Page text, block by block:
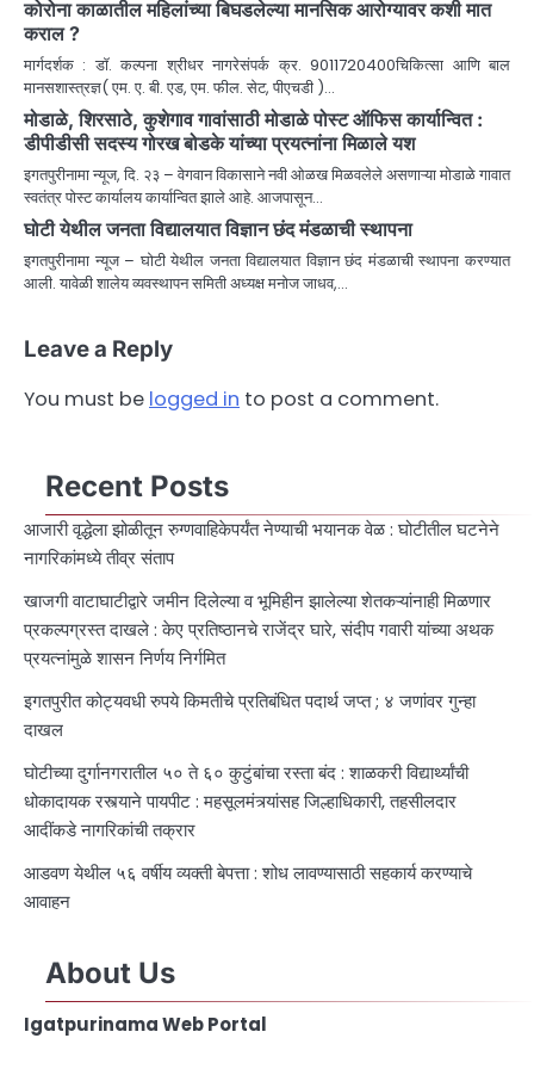
कोरोना काळातील महिलांच्या बिघडलेल्या मानसिक आरोग्यावर कशी मात
कराल ?
मार्गदर्शक : डॉ. कल्पना श्रीधर नागरेसंपर्क क्र. 9011720400चिकित्सा आणि बाल
मानसशास्त्रज्ञ( एम. ए. बी. एड, एम. फील. सेट, पीएचडी )…
मोडाळे, शिरसाठे, कुशेगाव गावांसाठी मोडाळे पोस्ट ऑफिस कार्यान्वित :
डीपीडीसी सदस्य गोरख बोडके यांच्या प्रयत्नांना मिळाले यश
इगतपुरीनामा न्यूज, दि. २३ – वेगवान विकासाने नवी ओळख मिळवलेले असणाऱ्या मोडाळे गावात
स्वतंत्र पोस्ट कार्यालय कार्यान्वित झाले आहे. आजपासून…
घोटी येथील जनता विद्यालयात विज्ञान छंद मंडळाची स्थापना
इगतपुरीनामा न्यूज – घोटी येथील जनता विद्यालयात विज्ञान छंद मंडळाची स्थापना करण्यात
आली. यावेळी शालेय व्यवस्थापन समिती अध्यक्ष मनोज जाधव,…
Leave a Reply
You must be logged in to post a comment.
Recent Posts
आजारी वृद्धेला झोळीतून रुग्णवाहिकेपर्यंत नेण्याची भयानक वेळ : घोटीतील घटनेने
नागरिकांमध्ये तीव्र संताप
खाजगी वाटाघाटीद्वारे जमीन दिलेल्या व भूमिहीन झालेल्या शेतकऱ्यांनाही मिळणार
प्रकल्पग्रस्त दाखले : केए प्रतिष्ठानचे राजेंद्र घारे, संदीप गवारी यांच्या अथक
प्रयत्नांमुळे शासन निर्णय निर्गमित
इगतपुरीत कोट्यवधी रुपये किमतीचे प्रतिबंधित पदार्थ जप्त ; ४ जणांवर गुन्हा
दाखल
घोटीच्या दुर्गानगरातील ५० ते ६० कुटुंबांचा रस्ता बंद : शाळकरी विद्यार्थ्यांची
धोकादायक रस्त्याने पायपीट : महसूलमंत्र्यांसह जिल्हाधिकारी, तहसीलदार
आदींकडे नागरिकांची तक्रार
आडवण येथील ५६ वर्षीय व्यक्ती बेपत्ता : शोध लावण्यासाठी सहकार्य करण्याचे
आवाहन
About Us
Igatpurinama Web Portal